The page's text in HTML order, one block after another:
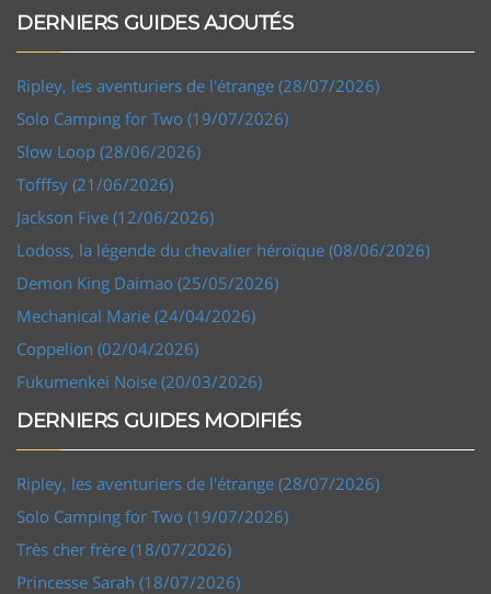
DERNIERS GUIDES AJOUTÉS
Ripley, les aventuriers de l'étrange (28/07/2026)
Solo Camping for Two (19/07/2026)
Slow Loop (28/06/2026)
Tofffsy (21/06/2026)
Jackson Five (12/06/2026)
Lodoss, la légende du chevalier héroïque (08/06/2026)
Demon King Daimao (25/05/2026)
Mechanical Marie (24/04/2026)
Coppelion (02/04/2026)
Fukumenkei Noise (20/03/2026)
DERNIERS GUIDES MODIFIÉS
Ripley, les aventuriers de l'étrange (28/07/2026)
Solo Camping for Two (19/07/2026)
Très cher frère (18/07/2026)
Princesse Sarah (18/07/2026)